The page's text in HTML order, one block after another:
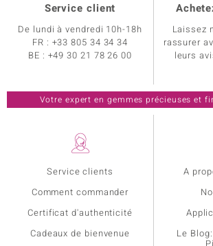
Service clients
Comment commander
Certificat d'authenticité
Cadeaux de bienvenue
A
Le
Service client
De lundi à vendredi 10h-18h
FR : +33 805 34 34 34
BE : +49 30 21 78 26 00
Laissez
rassurer
leurs
Votre expert en gemmes précieuses et